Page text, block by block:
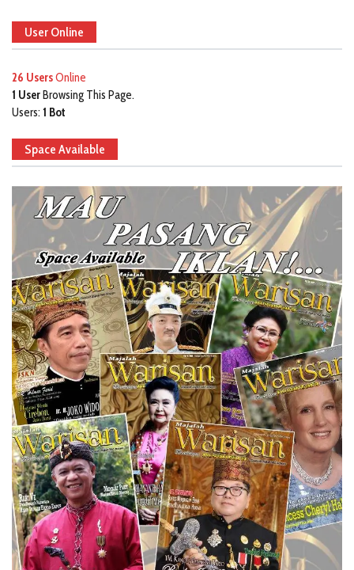
User Online
26 UsersOnline
1 UserBrowsing This Page.
Users: 1 Bot
Space Available